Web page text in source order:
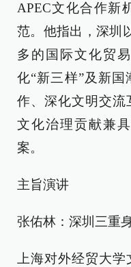
APEC文化合作新
范。他指出，深圳
多的国际文化贸
化“新三样”及新国
作、深化文明交流
文化治理贡献兼
案。
主旨演讲
张佑林：深圳三重
上海对外经贸大